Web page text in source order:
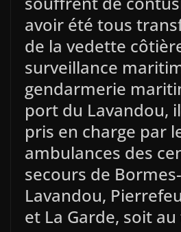
avoir été tous
de la vedette
surveillance
gendarmerie
port du Lavandou,
pris en charge par
ambulances des
secours de
Lavandou,
et La Garde, soit